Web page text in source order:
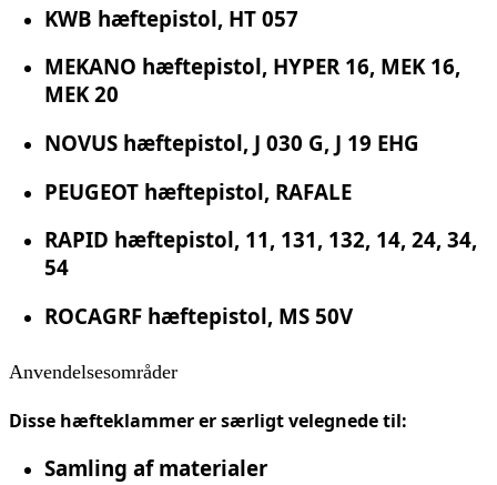
KWB hæftepistol, HT 057
MEKANO hæftepistol, HYPER 16, MEK 16,
MEK 20
NOVUS hæftepistol, J 030 G, J 19 EHG
PEUGEOT hæftepistol, RAFALE
RAPID hæftepistol, 11, 131, 132, 14, 24, 34,
54
ROCAGRF hæftepistol, MS 50V
Anvendelsesområder
Disse hæfteklammer er særligt velegnede til:
Samling af materialer